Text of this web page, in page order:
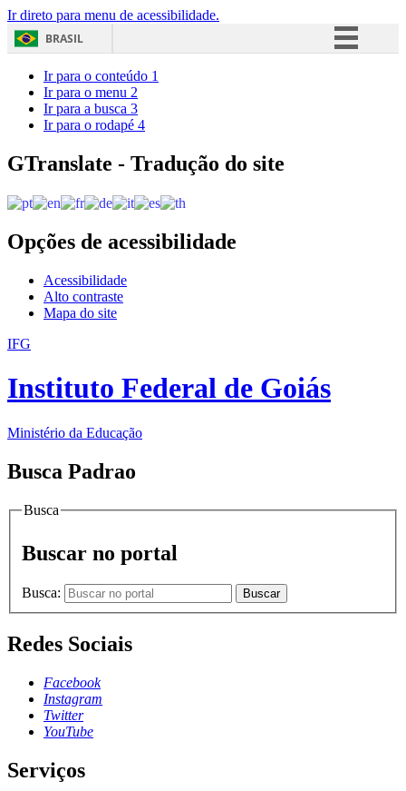
Ir direto para menu de acessibilidade.
BRASIL
Acesso à informação
Ir para o conteúdo 1
Ir para o menu 2
Ir para a busca 3
Ir para o rodapé 4
GTranslate - Tradução do site
Opções de acessibilidade
Acessibilidade
Alto contraste
Mapa do site
IFG
Instituto Federal de Goiás
Ministério da Educação
Busca Padrao
Busca
Buscar no portal
Busca: Buscar
Redes Sociais
Facebook
Instagram
Twitter
YouTube
Serviços